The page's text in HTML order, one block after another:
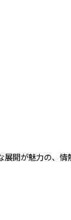
開が魅力の、情